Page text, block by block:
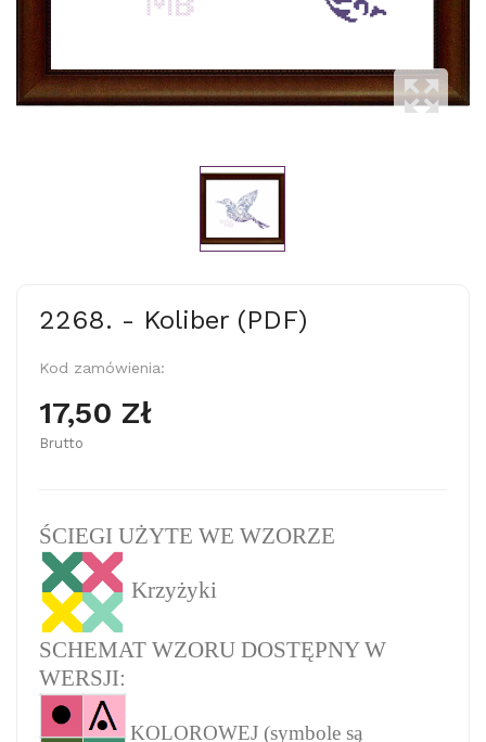
2268. - Koliber (PDF)
Kod zamówienia:
17,50 Zł
Brutto
ŚCIEGI UŻYTE WE WZORZE
Krzyżyki
SCHEMAT WZORU DOSTĘPNY W
WERSJI:
KOLOROWEJ (symbole są